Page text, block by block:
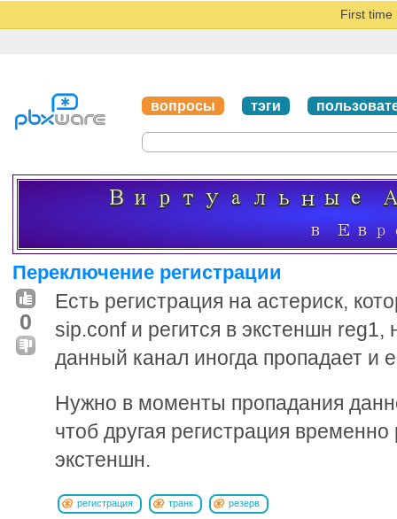
First time
вопросы тэги
Переключение регистрации
0
Есть регистрация на астериск,
sip.conf и регится в экстеншн reg1,
данный канал иногда пропадает и
Нужно в моменты пропадания
чтоб другая регистрация временно
экстеншн.
регистрация транк резерв